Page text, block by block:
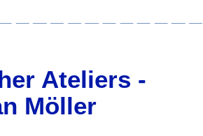
Ateliers -
Möller